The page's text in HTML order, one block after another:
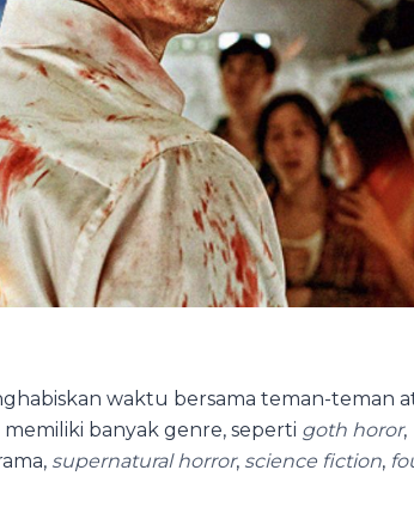
waktu bersama teman-teman
banyak genre, seperti goth horor,
supernatural horror, science fiction,